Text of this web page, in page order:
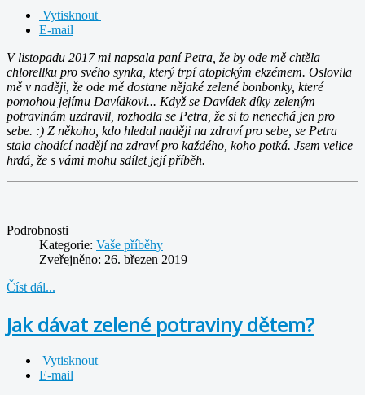
Vytisknout
E-mail
V listopadu 2017 mi napsala paní Petra, že by ode mě chtěla
chlorellku pro svého synka, který trpí atopickým ekzémem. Oslovila
mě v naději, že ode mě dostane nějaké zelené bonbonky, které
pomohou jejímu Davídkovi... Když se Davídek díky zeleným
potravinám uzdravil, rozhodla se Petra, že si to nenechá jen pro
sebe. :) Z někoho, kdo hledal naději na zdraví pro sebe, se Petra
stala chodící nadějí na zdraví pro každého, koho potká. Jsem velice
hrdá, že s vámi mohu sdílet její příběh.
Podrobnosti
Kategorie: Vaše příběhy
Zveřejněno: 26. březen 2019
Číst dál...
Jak dávat zelené potraviny dětem?
Vytisknout
E-mail